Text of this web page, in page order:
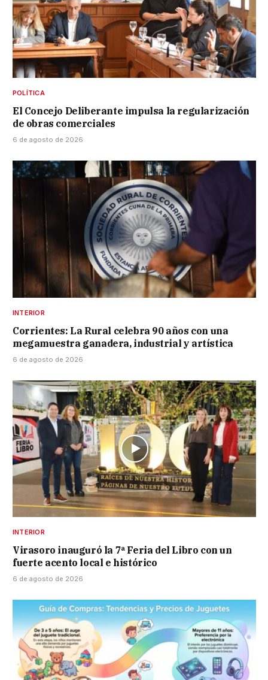
POLÍTICA
El Concejo Deliberante impulsa la regularización
de obras comerciales
6 de agosto de 2026
INTERIOR
Corrientes: La Rural celebra 90 años con una
megamuestra ganadera, industrial y artística
6 de agosto de 2026
INTERIOR
Virasoro inauguró la 7ª Feria del Libro con un
fuerte acento local e histórico
6 de agosto de 2026